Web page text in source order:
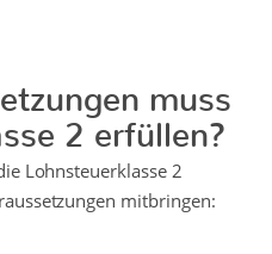
muss
2 erfüllen?
Lohnsteuerklasse 2
mitbringen: